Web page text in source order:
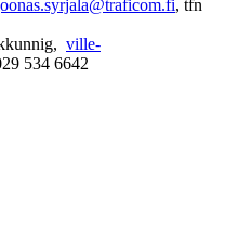
, tfn
ville-
534 6642